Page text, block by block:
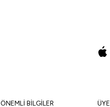
ÖNEMLİ BİLGİLER ÜYE